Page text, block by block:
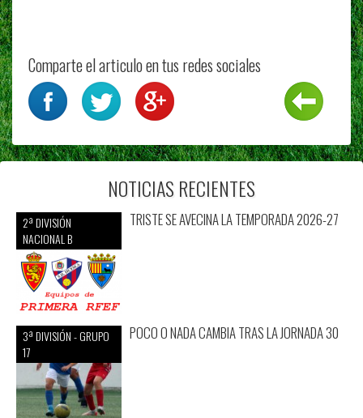
Comparte el articulo en tus redes sociales
NOTICIAS RECIENTES
2ª DIVISIÓN
NACIONAL B
TRISTE SE AVECINA LA TEMPORADA 2026-27
3ª DIVISIÓN - GRUPO
17
POCO O NADA CAMBIA TRAS LA JORNADA 30